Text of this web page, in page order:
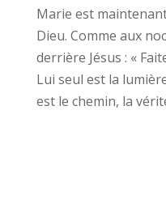
Marie est
Dieu. Comme aux
derrière Jésus : «
Lui seul est la
est le chemin, la